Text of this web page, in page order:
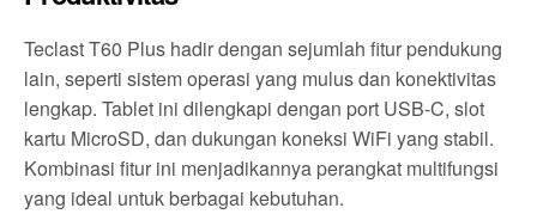
Teclast T60 Plus hadir dengan sejumlah fitur pendukung
lain, seperti sistem operasi yang mulus dan konektivitas
lengkap. Tablet ini dilengkapi dengan port USB-C, slot
kartu MicroSD, dan dukungan koneksi WiFi yang stabil.
Kombinasi fitur ini menjadikannya perangkat multifungsi
yang ideal untuk berbagai kebutuhan.